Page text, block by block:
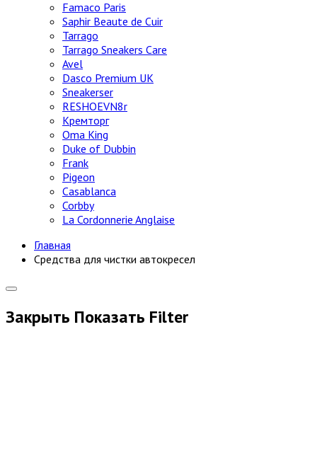
Famaco Paris
Saphir Beaute de Cuir
Tarrago
Tarrago Sneakers Care
Avel
Dasco Premium UK
Sneakerser
RESHOEVN8r
Кремторг
Oma King
Duke of Dubbin
Frank
Pigeon
Casablanca
Corbby
La Cordonnerie Anglaise
Главная
Средства для чистки автокресел
Закрыть Показать Filter